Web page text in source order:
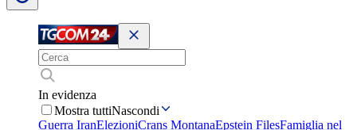
In evidenza
Mostra tuttiNascondi
Guerra IranElezioniCrans MontanaEpstein FilesFamiglia nel